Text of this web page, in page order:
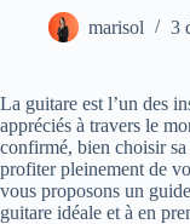
marisol 3
La guitare est l’un des
appréciés à travers le
confirmé, bien choisir sa
profiter pleinement de
vous proposons un
guitare idéale et à en